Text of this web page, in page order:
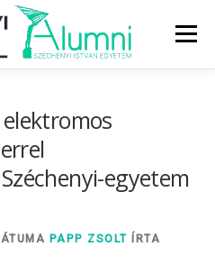
Menü
TÚL
egyetem
PAPP ZSOLT ÍRTA